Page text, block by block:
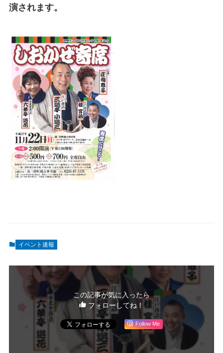
演されます。
イベント速報
この記事が気に入ったら
フォローしてね！
Follow Me